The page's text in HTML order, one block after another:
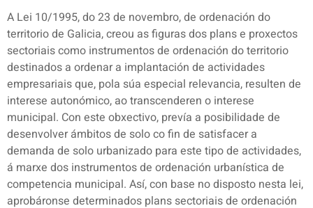
A Lei 10/1995, do 23 de novembro, de ordenación do
territorio de Galicia, creou as figuras dos plans e proxectos
sectoriais como instrumentos de ordenación do territorio
destinados a ordenar a implantación de actividades
empresariais que, pola súa especial relevancia, resulten de
interese autonómico, ao transcenderen o interese
municipal. Con este obxectivo, prevía a posibilidade de
desenvolver ámbitos de solo co fin de satisfacer a
demanda de solo urbanizado para este tipo de actividades,
á marxe dos instrumentos de ordenación urbanística de
competencia municipal. Así, con base no disposto nesta lei,
aprobáronse determinados plans sectoriais de ordenación